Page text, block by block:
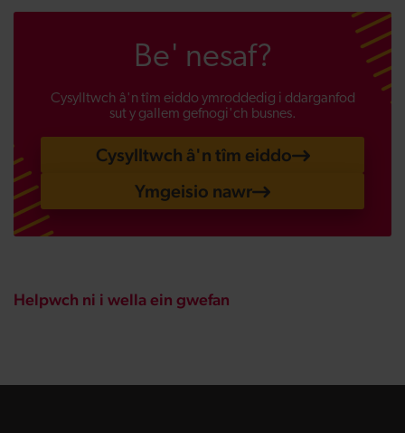
Be' nesaf?
Cysylltwch â'n tîm eiddo ymroddedig i ddarganfod
sut y gallem gefnogi'ch busnes.
Cysylltwch â'n tîm eiddo
Ymgeisio nawr
Helpwch ni i wella ein gwefan